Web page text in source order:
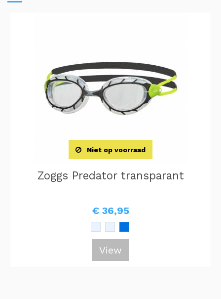
Niet op voorraad
Zoggs Predator transparant
€ 36,95
View